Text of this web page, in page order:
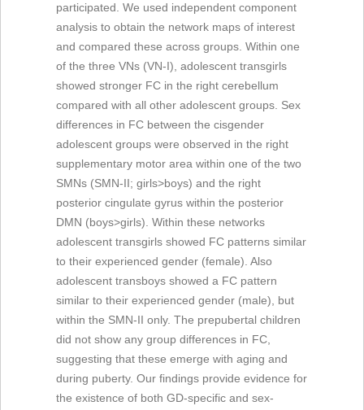
participated. We used independent component
analysis to obtain the network maps of interest
and compared these across groups. Within one
of the three VNs (VN-I), adolescent transgirls
showed stronger FC in the right cerebellum
compared with all other adolescent groups. Sex
differences in FC between the cisgender
adolescent groups were observed in the right
supplementary motor area within one of the two
SMNs (SMN-II; girls>boys) and the right
posterior cingulate gyrus within the posterior
DMN (boys>girls). Within these networks
adolescent transgirls showed FC patterns similar
to their experienced gender (female). Also
adolescent transboys showed a FC pattern
similar to their experienced gender (male), but
within the SMN-II only. The prepubertal children
did not show any group differences in FC,
suggesting that these emerge with aging and
during puberty. Our findings provide evidence for
the existence of both GD-specific and sex-